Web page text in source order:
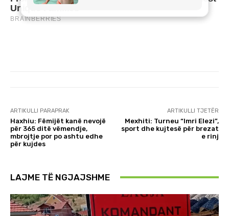
ARTIKULLI PARAPRAK
Haxhiu: Fëmijët kanë nevojë
për 365 ditë vëmendje,
mbrojtje por po ashtu edhe
për kujdes
ARTIKULLI TJETËR
Mexhiti: Turneu “Imri Elezi”,
sport dhe kujtesë për brezat
e rinj
LAJME TË NGJAJSHME